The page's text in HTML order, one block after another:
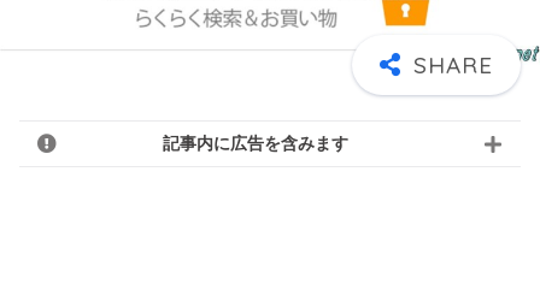
記事内に広告を含みます